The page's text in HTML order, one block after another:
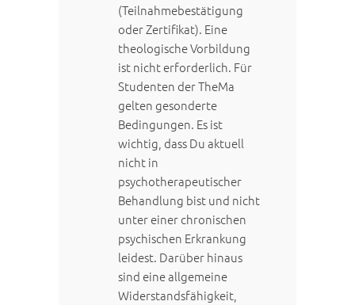
(Teilnahmebestätigung
oder Zertifikat). Eine
theologische Vorbildung
ist nicht erforderlich. Für
Studenten der TheMa
gelten gesonderte
Bedingungen. Es ist
wichtig, dass Du aktuell
nicht in
psychotherapeutischer
Behandlung bist und nicht
unter einer chronischen
psychischen Erkrankung
leidest. Darüber hinaus
sind eineallgemeine
Widerstandsfähigkeit,